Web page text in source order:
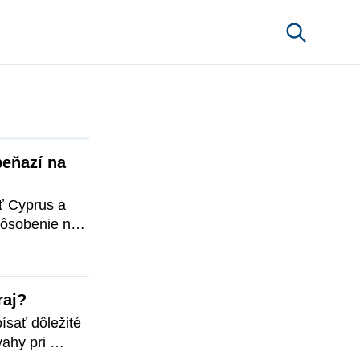
na
Cyprus a
na
v
vo
však v
dôležité
pri